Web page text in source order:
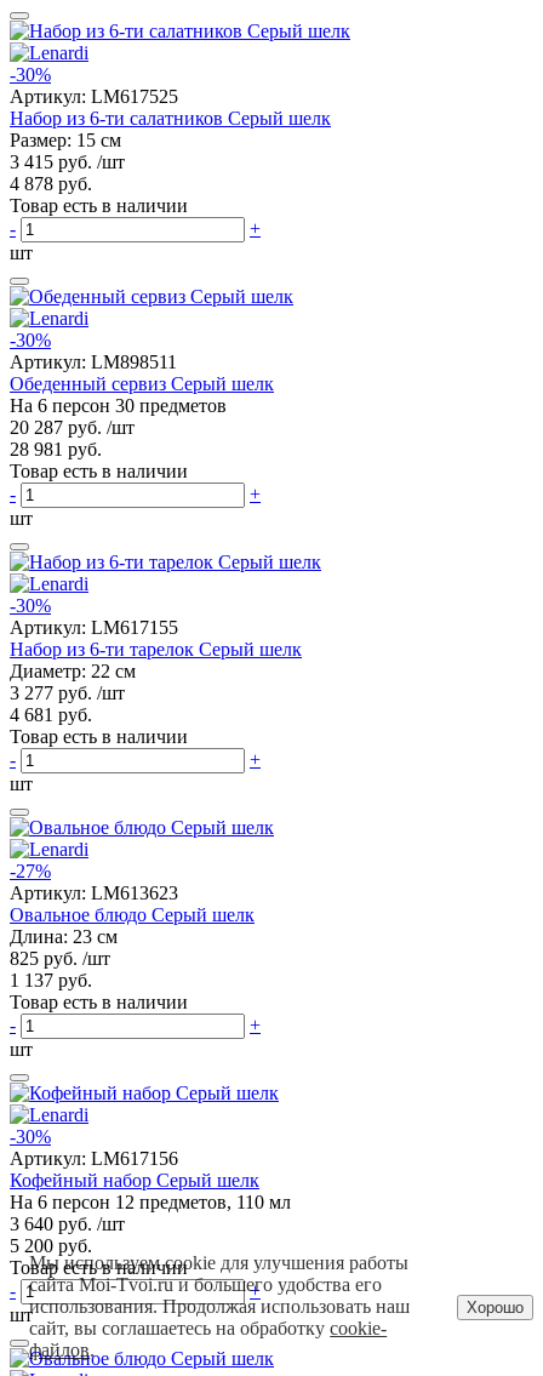
-30%
Артикул: LM617525
Набор из 6-ти салатников Серый шелк
Размер: 15 см
3 415 руб. /шт
4 878 руб.
Товар есть в наличии
-
+
шт
-30%
Артикул: LM898511
Обеденный сервиз Серый шелк
На 6 персон 30 предметов
20 287 руб. /шт
28 981 руб.
Товар есть в наличии
-
+
шт
-30%
Артикул: LM617155
Набор из 6-ти тарелок Серый шелк
Диаметр: 22 см
3 277 руб. /шт
4 681 руб.
Товар есть в наличии
-
+
шт
-27%
Артикул: LM613623
Овальное блюдо Серый шелк
Длина: 23 см
825 руб. /шт
1 137 руб.
Товар есть в наличии
-
+
шт
-30%
Артикул: LM617156
Кофейный набор Серый шелк
На 6 персон 12 предметов, 110 мл
3 640 руб. /шт
5 200 руб.
Товар есть в наличии
-
+
шт
Мы используем cookie для улучшения работы
сайта Moi-Tvoi.ru и большего удобства его
использования. Продолжая использовать наш
сайт, вы соглашаетесь на обработкуcookie-
файлов.
Хорошо